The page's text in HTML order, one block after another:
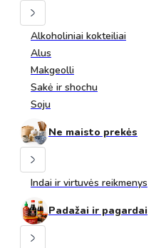
Alkoholiniai kokteiliai
Alus
Makgeolli
Sakė ir shochu
Soju
Ne maisto prekės
Indai ir virtuvės reikmenys
Padažai ir pagardai